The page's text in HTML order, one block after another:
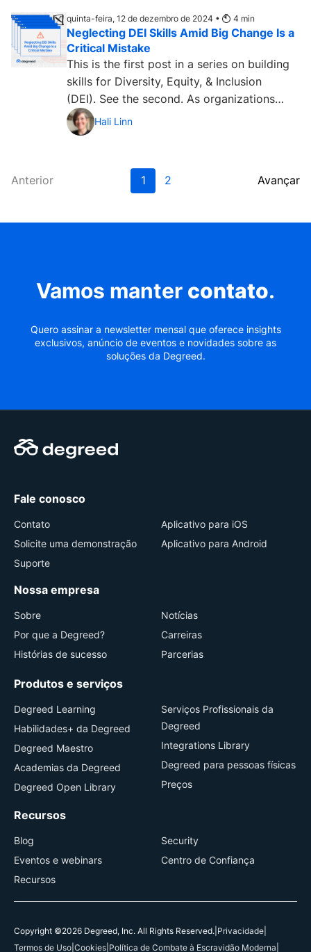
quinta-feira, 12 de dezembro de 2024 • 4 min
Neglecting DEI Skills Amid Big Change Is a
Critical Mistake
This is the first post in a series on building
skills for Diversity, Equity, & Inclusion
(DEI). See the second. As organizations
look...Hali Linn
Anterior 1 2 Avançar
Vamos manter contato.
Quero assinar a newsletter mensal que oferece insights
exclusivos, anúncio de eventos e novidades sobre as
soluções da Degreed.
Fale conosco
Contato
Solicite uma demonstração
Suporte
Aplicativo para iOS
Aplicativo para Android
Nossa empresa
Sobre
Por que a Degreed?
Histórias de sucesso
Notícias
Carreiras
Parcerias
Produtos e serviços
Degreed Learning
Habilidades+ da Degreed
Degreed Maestro
Academias da Degreed
Degreed Open Library
Serviços Profissionais da
Degreed
Integrations Library
Degreed para pessoas físicas
Preços
Recursos
Blog
Eventos e webinars
Recursos
Security
Centro de Confiança
Copyright ©2026 Degreed, Inc. All Rights Reserved. Privacidade
Termos de Uso Cookies Política de Combate à Escravidão Moderna